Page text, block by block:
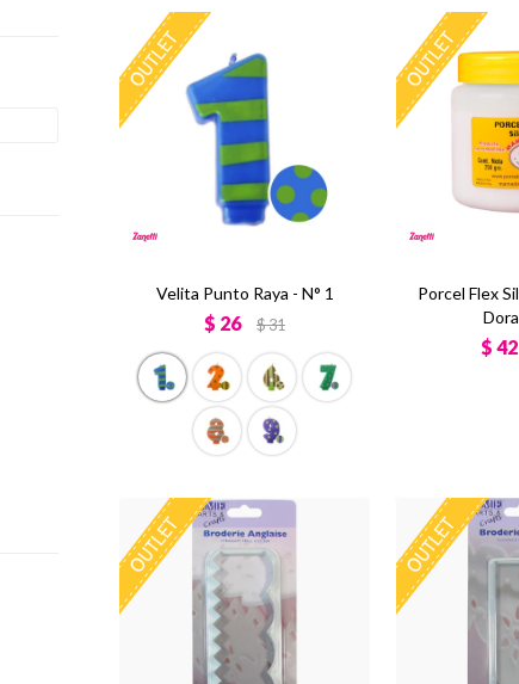
Velita Punto Raya - N° 1
$ 26 $31
Porcel Flex
$ 42